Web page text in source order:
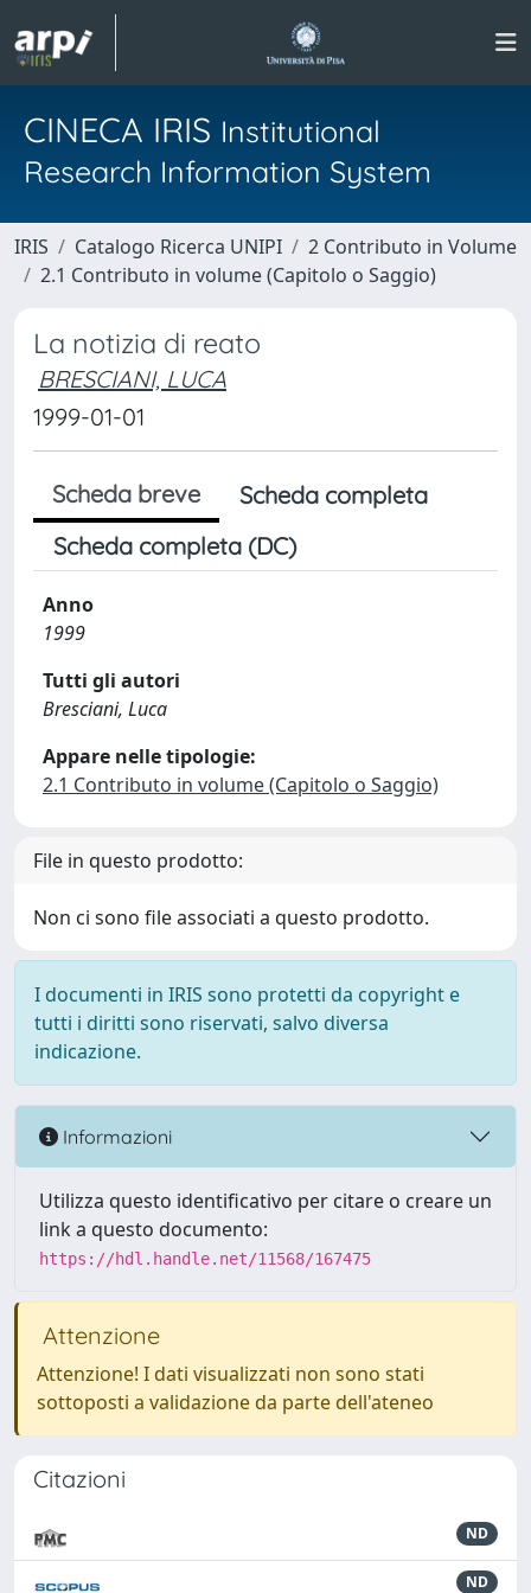
CINECA IRIS Institutional
Research Information System
IRIS Catalogo Ricerca UNIPI
2 Contributo in Volume
2.1 Contributo in volume (Capitolo o Saggio)
La notizia di reato
BRESCIANI, LUCA
1999-01-01
Scheda breve
Scheda completa
Scheda completa (DC)
Anno
1999
Tutti gli autori
Bresciani, Luca
Appare nelle tipologie:
2.1 Contributo in volume (Capitolo o Saggio)
File in questo prodotto:
Non ci sono file associati a questo prodotto.
I documenti in IRIS sono protetti da copyright e
tutti i diritti sono riservati, salvo diversa
indicazione.
Informazioni
Utilizza questo identificativo per citare o creare un
link a questo documento:
https://hdl.handle.net/11568/167475
Attenzione
Attenzione! I dati visualizzati non sono stati
sottoposti a validazione da parte dell'ateneo
Citazioni
ND
ND